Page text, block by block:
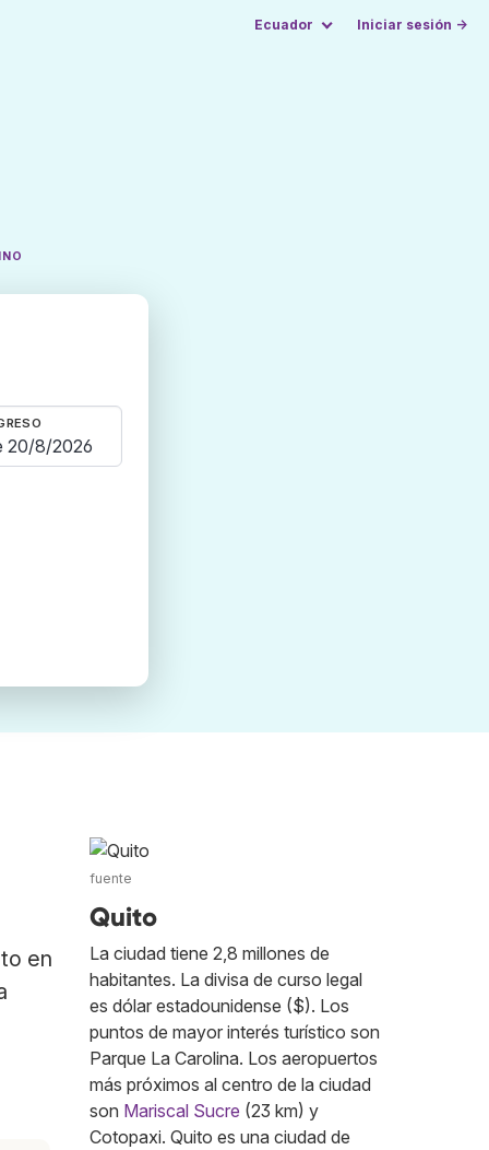
Ecuador Iniciar sesión →
en
fuente
Quito
La ciudad tiene 2,8 millones de
habitantes. La divisa de curso legal
es dólar estadounidense ($). Los
puntos de mayor interés turístico son
Parque La Carolina. Los aeropuertos
más próximos al centro de la ciudad
son Mariscal Sucre (23 km) y
Cotopaxi. Quito es una ciudad de